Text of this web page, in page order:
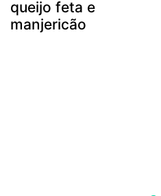
queijo feta e
manjericão